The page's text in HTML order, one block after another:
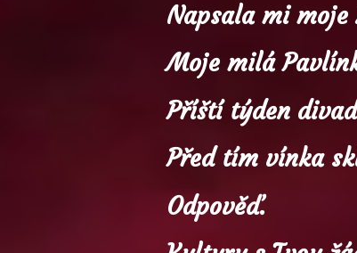
Napsala mi moje
Moje milá
Příští týden
Před tím vínka
O